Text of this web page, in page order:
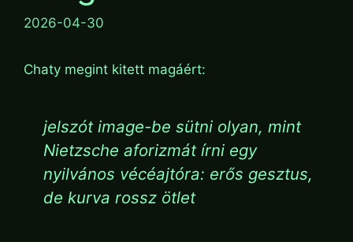
2026-04-30
Chaty megint kitett magáért:
jelszót image-be sütni olyan, mint
Nietzsche aforizmát írni egy
nyilvános vécéajtóra: erős gesztus,
de kurva rossz ötlet